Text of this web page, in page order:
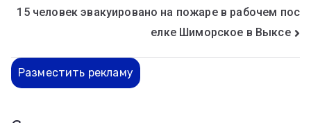
15 человек эвакуировано на пожаре в рабочем пос
елке Шиморское в Выксе
Разместить рекламу